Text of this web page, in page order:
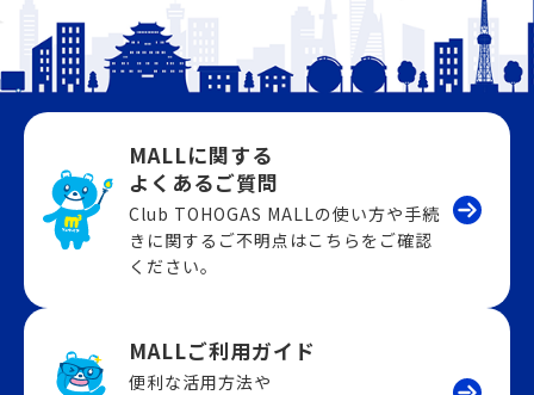
MALLに関する
よくあるご質問
Club TOHOGAS MALLの使い方や手続
きに関するご不明点はこちらをご確認
ください。
MALLご利用ガイド
便利な活用方法や